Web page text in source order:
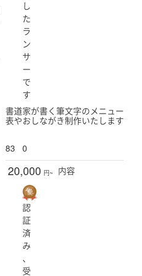
し
た
ラ
ン
サ
ー
で
す
書道家が書く筆文字のメニュー
表やおしながき制作いたします
83 0
20,000 円~ 内容
認
証
済
み
、
受